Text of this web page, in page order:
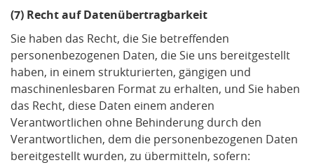
(7) Recht auf Datenübertragbarkeit
Sie haben das Recht, die Sie betreffenden
personenbezogenen Daten, die Sie uns bereitgestellt
haben, in einem strukturierten, gängigen und
maschinenlesbaren Format zu erhalten, und Sie haben
das Recht, diese Daten einem anderen
Verantwortlichen ohne Behinderung durch den
Verantwortlichen, dem die personenbezogenen Daten
bereitgestellt wurden, zu übermitteln, sofern: